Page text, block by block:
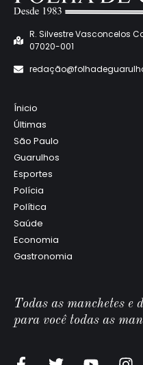
R. Silvestre Vasconcelos
07020-001
redaçã
Ínicio
Últimas
São Paulo
Guarulhos
Esportes
Polícia
Política
Saúde
Economia
Gastronomia
Todas as manchetes e
para você todas as